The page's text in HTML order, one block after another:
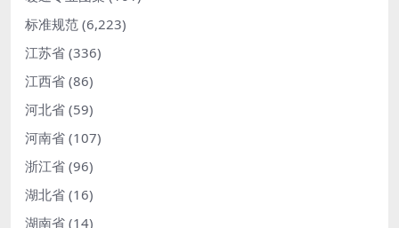
标准规范 (6,223)
江苏省 (336)
江西省 (86)
河北省 (59)
河南省 (107)
浙江省 (96)
湖北省 (16)
湖南省 (14)